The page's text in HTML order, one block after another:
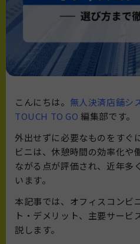
こんにちは。 無人決済店舗シ
TOUCH TO GO 編集部です。
外出せずに必要なものをすぐ
ビニは、休憩時間の効率化や
ながる点が評価され、近年多
います。
本記事では、オフィスコンビ
ト・デメリット、主要サービ
説します。